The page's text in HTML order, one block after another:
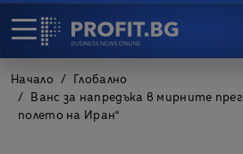
Начало
Глобално
Ванс за напредъка в мирните
полето на Иран“